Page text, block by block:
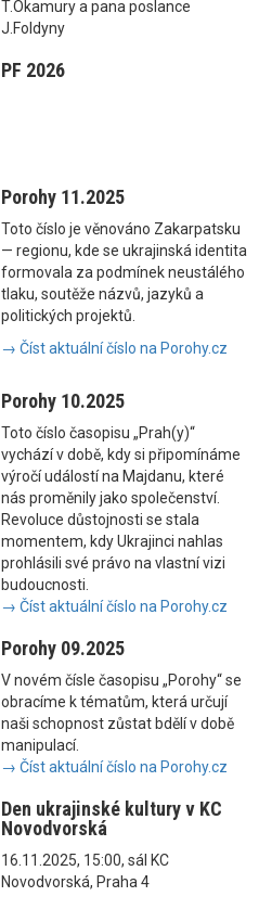
T.Okamury a pana poslance
J.Foldyny
PF 2026
Porohy 11.2025
Toto číslo je věnováno Zakarpatsku
— regionu, kde se ukrajinská identita
formovala za podmínek neustálého
tlaku, soutěže názvů, jazyků a
politických projektů.
→ Číst aktuální číslo na Porohy.cz
Porohy 10.2025
Toto číslo časopisu „Prah(y)“
vychází v době, kdy si připomínáme
výročí událostí na Majdanu, které
nás proměnily jako společenství.
Revoluce důstojnosti se stala
momentem, kdy Ukrajinci nahlas
prohlásili své právo na vlastní vizi
budoucnosti.
→ Číst aktuální číslo na Porohy.cz
Porohy 09.2025
V novém čísle časopisu „Porohy“ se
obracíme k tématům, která určují
naši schopnost zůstat bdělí v době
manipulací.
→ Číst aktuální číslo na Porohy.cz
Den ukrajinské kultury v KC
Novodvorská
16.11.2025, 15:00, sál KC
Novodvorská, Praha 4